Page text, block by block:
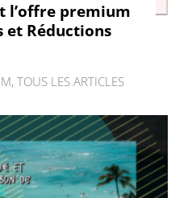
l’offre premium
et Réductions
, TOUS LES ARTICLES